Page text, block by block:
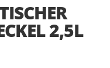
2,5L